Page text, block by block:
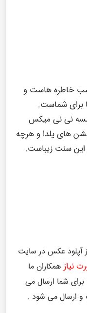
خاطره هاست و
برای شماست.
نی نی میکس
های یلدا و هرچه
این سنت زیباست.
آپلود عکس در سایت
نیاز همکاران ما
شما ارسال می
و ارسال می شود .